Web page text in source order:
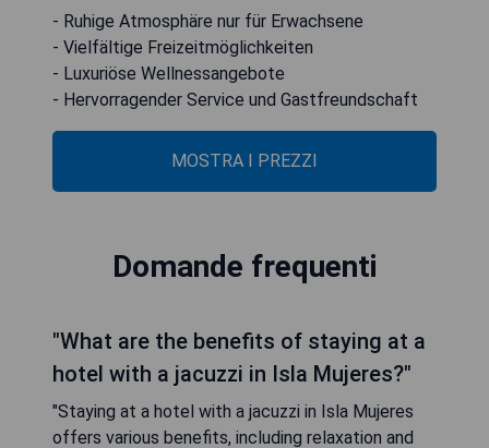
- Ruhige Atmosphäre nur für Erwachsene
- Vielfältige Freizeitmöglichkeiten
- Luxuriöse Wellnessangebote
- Hervorragender Service und Gastfreundschaft
MOSTRA I PREZZI
Domande frequenti
"What are the benefits of staying at a
hotel with a jacuzzi in Isla Mujeres?"
"Staying at a hotel with a jacuzzi in Isla Mujeres
offers various benefits, including relaxation and